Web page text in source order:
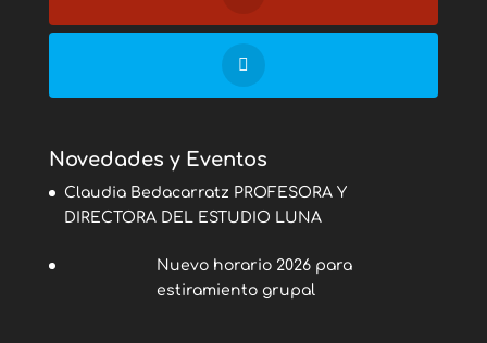
Novedades y Eventos
Claudia Bedacarratz PROFESORA Y
DIRECTORA DEL ESTUDIO LUNA
Nuevo horario 2026 para
estiramiento grupal